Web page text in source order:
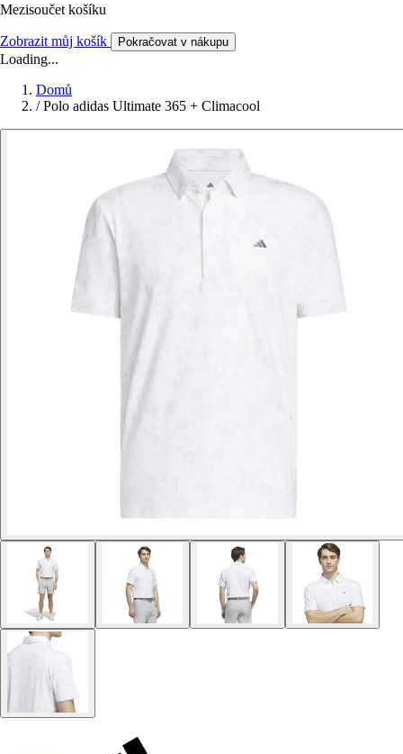
Mezisoučet košíku
Zobrazit můj košík Pokračovat v nákupu
Loading...
Domů
/ Polo adidas Ultimate 365 + Climacool